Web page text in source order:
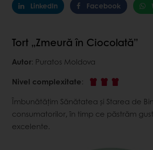
LinkedIn Facebook
Tort „Zmeură în Ciocolată”
Autor: Puratos Moldova
Nivel complexitate:
Îmbunătăţim Sănătatea şi Starea de
consumatorilor, în timp ce păstrăm
excelente.